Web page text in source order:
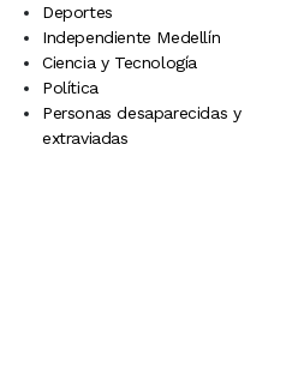
Deportes
Independiente Medellín
Ciencia y Tecnología
Política
Personas desaparecidas y
extraviadas